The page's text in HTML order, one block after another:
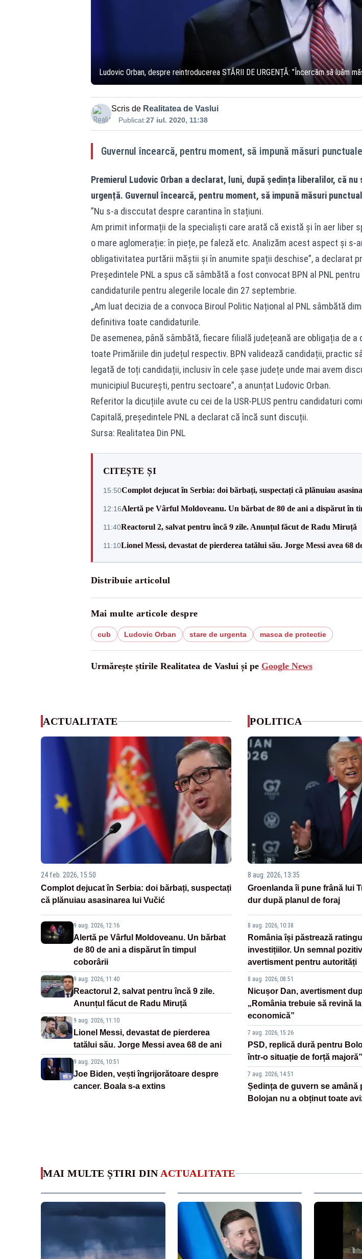
Ludovic Orban, despre reintroducerea STĂRII DE URGENȚĂ: ”Încercăm să luăm
Scris de Realitatea de Vaslui
Publicat:27 iul. 2020, 11:38
Guvernul încearcă, pentru moment, să impună măsuri punctuale
Premierul Ludovic Orban a declarat, luni, după ședința liberalilor, că nu
urgență. Guvernul încearcă, pentru moment, să impună măsuri
”Nu s-a disccutat despre carantina în stațiuni.
Am primit informații de la specialiști care arată că există și în aer liber
o mare aglomerație: în piețe, pe faleză etc. Analizăm acest aspect și s-
obligativitatea purtării măștii și în anumite spații deschise”, a declarat
Președintele PNL a spus că sâmbătă a fost convocat BPN al PNL
candidaturile pentru alegerile locale din 27 septembrie.
„Am luat decizia de a convoca Biroul Politic Național al PNL sâmbătă
definitiva toate candidaturile.
De asemenea, până sâmbătă, fiecare filială județeană are obligația de
toate Primăriile din județul respectiv. BPN validează candidații, practic
legată de toți candidații, inclusiv în cele șase județe unde mai avem
municipiul București, pentru sectoare”, a anunțat Ludovic Orban.
Referitor la dicuțiile avute cu cei de la USR-PLUS pentru candidaturi
Capitală, președintele PNL a declarat că încă sunt discuții.
Sursa: Realitatea Din PNL
CITEȘTE ȘI
15:50Complot dejucat în Serbia: doi bărbați, suspectați că plănuiau
12:16Alertă pe Vârful Moldoveanu. Un bărbat de 80 de ani a dispărut în
11:40Reactorul 2, salvat pentru încă 9 zile. Anunțul făcut de Radu Miruță
11:10Lionel Messi, devastat de pierderea tatălui său. Jorge Messi avea 68
Distribuie articolul
Mai multe articole despre
cub Ludovic Orban stare de urgenta masca de protectie
Urmărește știrile Realitatea de Vaslui și pe Google News
ACTUALITATE
24 feb. 2026, 15:50
Complot dejucat în Serbia: doi bărbați, suspectați
că plănuiau asasinarea lui Vučić
9 aug. 2026, 12:16
Alertă pe Vârful Moldoveanu. Un bărbat
de 80 de ani a dispărut în timpul
coborârii
9 aug. 2026, 11:40
Reactorul 2, salvat pentru încă 9 zile.
Anunțul făcut de Radu Miruță
9 aug. 2026, 11:10
Lionel Messi, devastat de pierderea
tatălui său. Jorge Messi avea 68 de ani
9 aug. 2026, 10:51
Joe Biden, vești îngrijorătoare despre
cancer. Boala s-a extins
POLITICA
8 aug. 2026, 13:35
Groenlanda îi pune frână lui
dur după planul de foraj
8 aug. 2026, 10:38
România își păstrează
investițiilor. Un semnal
avertisment pentru autorități
8 aug. 2026, 08:51
Nicușor Dan, avertisment
„România trebuie să revină
economică”
7 aug. 2026, 15:26
PSD, replică dură pentru
într-o situație de forță majoră”
7 aug. 2026, 14:51
Ședința de guvern se amână
Bolojan nu a obținut toate
MAI MULTE ȘTIRI DIN ACTUALITATE